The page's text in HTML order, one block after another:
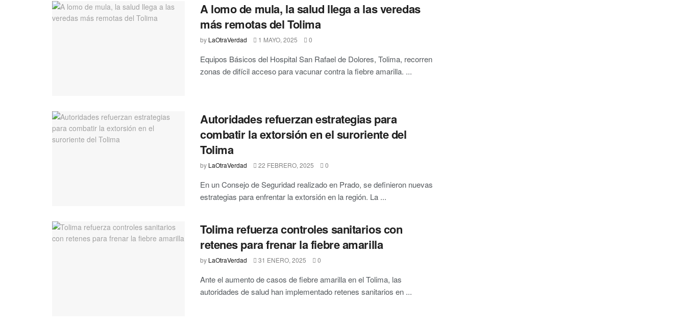
A lomo de mula, la salud llega a las veredas
más remotas del Tolima
by LaOtraVerdad 1 MAYO, 2025 0
Equipos Básicos del Hospital San Rafael de Dolores, Tolima, recorren
zonas de difícil acceso para vacunar contra la fiebre amarilla. ...
Autoridades refuerzan estrategias para
combatir la extorsión en el suroriente del
Tolima
by LaOtraVerdad 22 FEBRERO, 2025 0
En un Consejo de Seguridad realizado en Prado, se definieron nuevas
estrategias para enfrentar la extorsión en la región. La ...
Tolima refuerza controles sanitarios con
retenes para frenar la fiebre amarilla
by LaOtraVerdad 31 ENERO, 2025 0
Ante el aumento de casos de fiebre amarilla en el Tolima, las
autoridades de salud han implementado retenes sanitarios en ...